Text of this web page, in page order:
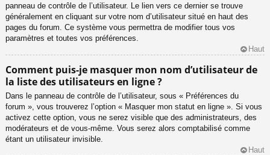
panneau de contrôle de l’utilisateur. Le lien vers ce dernier se trouve
généralement en cliquant sur votre nom d’utilisateur situé en haut des
pages du forum. Ce système vous permettra de modifier tous vos
paramètres et toutes vos préférences.
Haut
Comment puis-je masquer mon nom d’utilisateur de
la liste des utilisateurs en ligne ?
Dans le panneau de contrôle de l’utilisateur, sous « Préférences du
forum », vous trouverez l’option « Masquer mon statut en ligne ». Si vous
activez cette option, vous ne serez visible que des administrateurs, des
modérateurs et de vous-même. Vous serez alors comptabilisé comme
étant un utilisateur invisible.
Haut